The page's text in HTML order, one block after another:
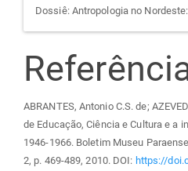
Dossiê: Antropologia no
ABRANTES, Antonio C.S. de;
de Educação, Ciência e Cultura e a
1946-1966. Boletim Museu
2, p. 469-489, 2010. DOI: https://